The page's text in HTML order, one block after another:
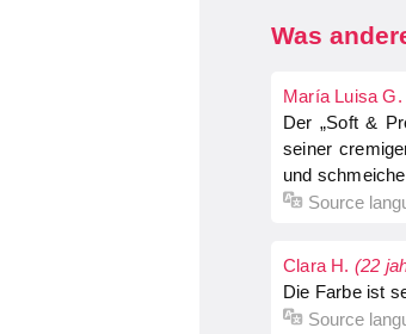
Was
María Luisa G.
Der „Soft &
seiner
und
Source
Clara H. (22
Die Farbe ist
Source